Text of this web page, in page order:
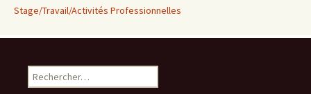
Stage/Travail/Activités Professionnelles
Rechercher :